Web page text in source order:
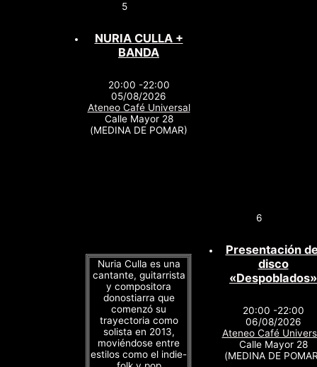
5
NURIA CULLA +
BANDA
20:00 -22:00
05/08/2026
Ateneo Café Universal
Calle Mayor 28
(MEDINA DE POMAR)
Nuria Culla es una
cantante, guitarrista
y compositora
donostiarra que
comenzó su
trayectoria como
solista en 2013,
moviéndose entre
estilos como el indie-
6
Presentación
disco
«Despoblados»
20:00 -22:00
06/08/2026
Ateneo Café
Calle Mayor 28
(MEDINA DE